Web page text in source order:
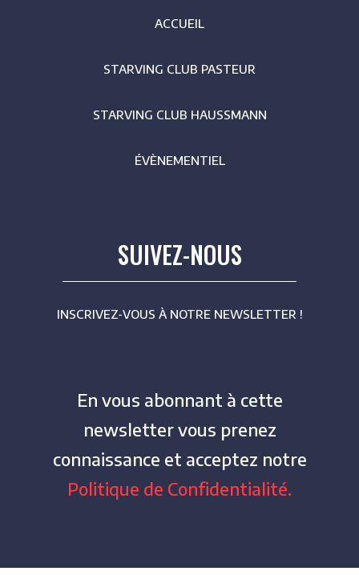
ACCUEIL
STARVING CLUB PASTEUR
STARVING CLUB HAUSSMANN
ÉVÈNEMENTIEL
SUIVEZ-NOUS
INSCRIVEZ-VOUS À NOTRE NEWSLETTER !
En vous abonnant à cette
newsletter vous prenez
connaissance et acceptez notre
Politique de Confidentialité.